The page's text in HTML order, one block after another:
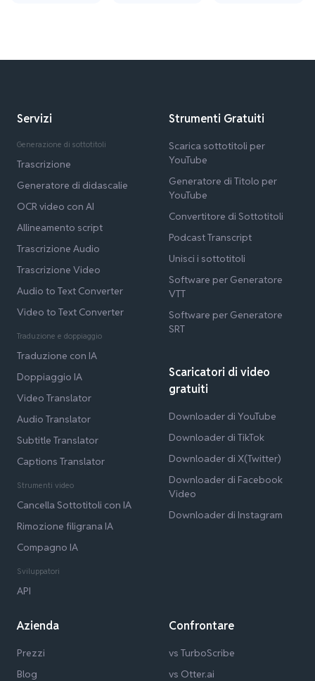
Servizi
Generazione di sottotitoli
Trascrizione
Generatore di didascalie
OCR video con AI
Allineamento script
Trascrizione Audio
Trascrizione Video
Audio to Text Converter
Video to Text Converter
Traduzione e doppiaggio
Traduzione con IA
Doppiaggio IA
Video Translator
Audio Translator
Subtitle Translator
Captions Translator
Strumenti video
Cancella Sottotitoli con IA
Rimozione filigrana IA
Compagno IA
Sviluppatori
API
Strumenti Gratuiti
Scarica sottotitoli per
YouTube
Generatore di Titolo per
YouTube
Convertitore di Sottotitoli
Podcast Transcript
Unisci i sottotitoli
Software per Generatore
VTT
Software per Generatore
SRT
Scaricatori di video
gratuiti
Downloader di YouTube
Downloader di TikTok
Downloader di X(Twitter)
Downloader di Facebook
Video
Downloader di Instagram
Azienda
Prezzi
Blog
Confrontare
vs TurboScribe
vs Otter.ai